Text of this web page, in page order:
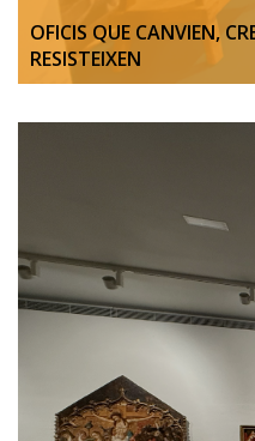
OFICIS QUE CANVIEN,
RESISTEIXEN